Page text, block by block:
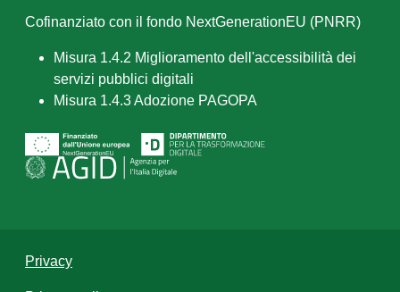
Cofinanziato con il fondo NextGenerationEU (PNRR)
Misura 1.4.2 Miglioramento dell'accessibilità dei
servizi pubblici digitali
Misura 1.4.3 Adozione PAGOPA
Privacy